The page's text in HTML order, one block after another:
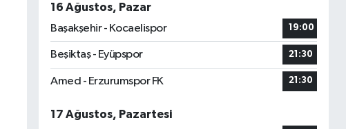
16 Ağustos, Pazar
Başakşehir - Kocaelispor
19:00
Beşiktaş - Eyüpspor 21:30
Amed - Erzurumspor FK 21:30
17 Ağustos, Pazartesi